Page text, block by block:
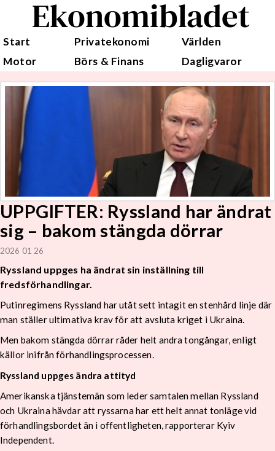
Ekonomibladet
Start Privatekonomi
Världen
Motor
Börs & Finans Dagligvaror
UPPGIFTER: Ryssland har ändrat
sig – bakom stängda dörrar
2026 01 26
Ryssland uppges ha ändrat sin inställning till
fredsförhandlingar.
Putinregimens Ryssland har utåt sett intagit en stenhård linje där
man ställer ultimativa krav för att avsluta kriget i Ukraina.
Men bakom stängda dörrar råder helt andra tongångar, enligt
källor inifrån förhandlingsprocessen.
Ryssland uppges ändra attityd
Amerikanska tjänstemän som leder samtalen mellan Ryssland
och Ukraina hävdar att ryssarna har ett helt annat tonläge vid
förhandlingsbordet än i offentligheten, rapporterar Kyiv
Independent.